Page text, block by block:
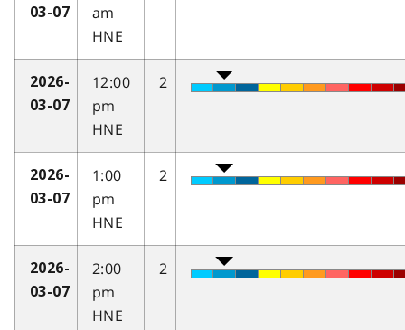
03-07
am
HNE
2026-
03-07
12:00
pm
HNE
2
2026-
03-07
1:00
pm
HNE
2
2026-
03-07
2:00
pm
HNE
2